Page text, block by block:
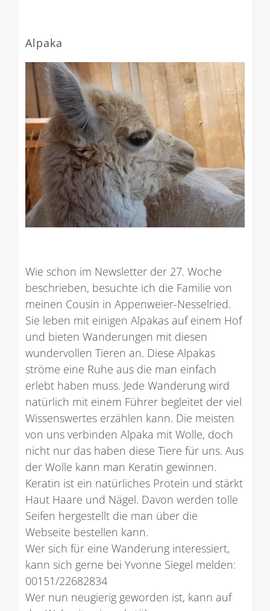
Alpaka
Wie schon im Newsletter der 27. Woche
beschrieben, besuchte ich die Familie von
meinen Cousin in Appenweier-Nesselried.
Sie leben mit einigen Alpakas auf einem Hof
und bieten Wanderungen mit diesen
wundervollen Tieren an. Diese Alpakas
ströme eine Ruhe aus die man einfach
erlebt haben muss. Jede Wanderung wird
natürlich mit einem Führer begleitet der viel
Wissenswertes erzählen kann. Die meisten
von uns verbinden Alpaka mit Wolle, doch
nicht nur das haben diese Tiere für uns. Aus
der Wolle kann man Keratin gewinnen.
Keratin ist ein natürliches Protein und stärkt
Haut Haare und Nägel. Davon werden tolle
Seifen hergestellt die man über die
Webseite bestellen kann.
Wer sich für eine Wanderung interessiert,
kann sich gerne bei Yvonne Siegel melden:
00151/22682834
Wer nun neugierig geworden ist, kann auf